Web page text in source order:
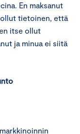
En maksanut
ollut tietoinen, että
itse ollut
ja minua ei siitä